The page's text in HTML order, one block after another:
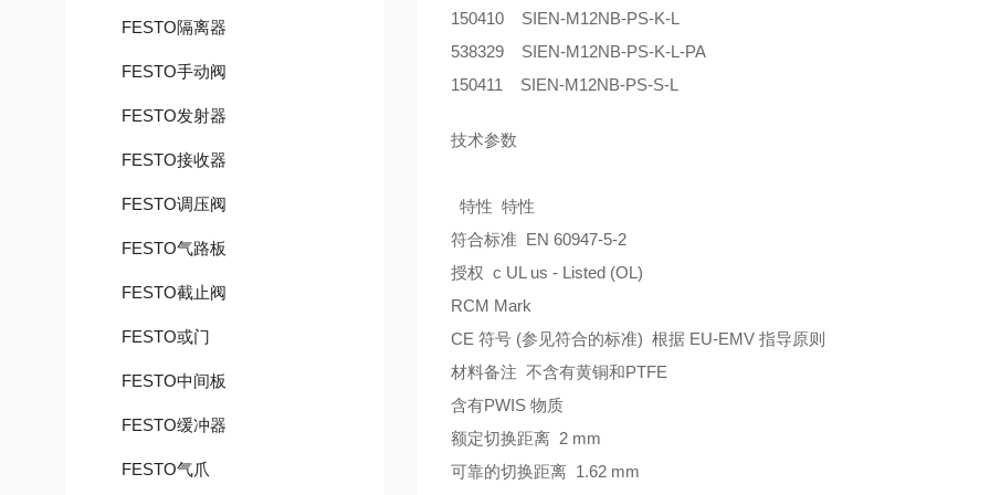
FESTO隔离器
FESTO手动阀
FESTO发射器
FESTO接收器
FESTO调压阀
FESTO气路板
FESTO截止阀
FESTO或门
FESTO中间板
FESTO缓冲器
FESTO气爪
150410 SIEN-M12NB-PS-K-L
538329 SIEN-M12NB-PS-K-L-PA
150411 SIEN-M12NB-PS-S-L
技术参数
特性 特性
符合标准 EN 60947-5-2
授权 c UL us - Listed (OL)
RCM Mark
CE 符号 (参见符合的标准) 根据 EU-EMV 指导原则
材料备注 不含有黄铜和PTFE
含有PWIS 物质
额定切换距离 2 mm
可靠的切换距离 1.62 mm